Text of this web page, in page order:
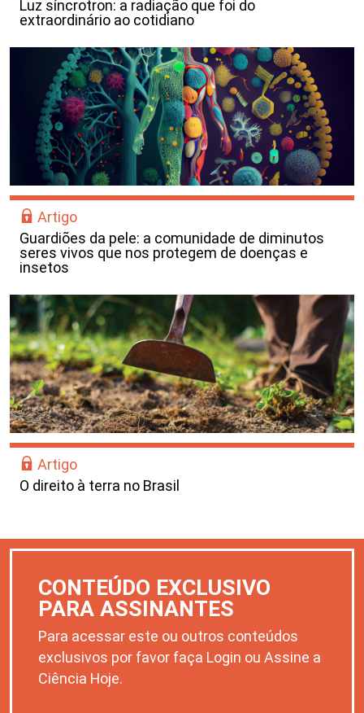
Luz síncrotron: a radiação que foi do
extraordinário ao cotidiano
Artigo
Guardiões da pele: a comunidade de diminutos
seres vivos que nos protegem de doenças e
insetos
Artigo
O direito à terra no Brasil
CONTEÚDO EXCLUSIVO
PARA ASSINANTES
Para acessar este ou outros conteúdos
exclusivos por favor faça Login ou Assine a
Ciência Hoje.